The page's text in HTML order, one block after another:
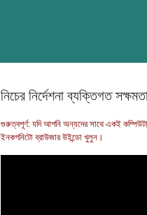
নিচের নির্দেশনা ব্যক্তিগত
গুরুত্বপূর্ণ: যদি আপনি অন্যদের সাথে একই
ইনকগনিটো ব্রাউজার উইন্ডো খুলুন।